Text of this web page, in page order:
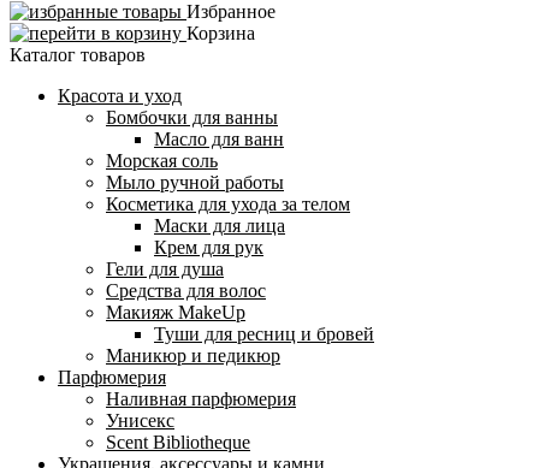
Избранное
Корзина
Каталог товаров
Красота и уход
Бомбочки для ванны
Масло для ванн
Морская соль
Мыло ручной работы
Косметика для ухода за телом
Маски для лица
Крем для рук
Гели для душа
Средства для волос
Макияж MakeUp
Туши для ресниц и бровей
Маникюр и педикюр
Парфюмерия
Наливная парфюмерия
Унисекс
Scent Bibliotheque
Украшения, аксессуары и камни